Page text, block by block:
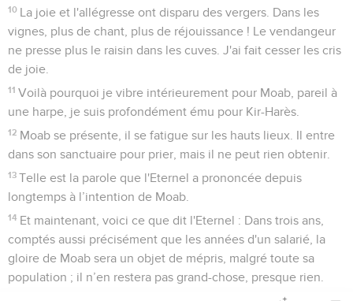
10 La joie et l'allégresse ont disparu des vergers. Dans les
vignes, plus de chant, plus de réjouissance ! Le vendangeur
ne presse plus le raisin dans les cuves. J'ai fait cesser les cris
de joie.
11 Voilà pourquoi je vibre intérieurement pour Moab, pareil à
une harpe, je suis profondément ému pour Kir-Harès.
12 Moab se présente, il se fatigue sur les hauts lieux. Il entre
dans son sanctuaire pour prier, mais il ne peut rien obtenir.
13 Telle est la parole que l'Eternel a prononcée depuis
longtemps à l’intention de Moab.
14 Et maintenant, voici ce que dit l'Eternel : Dans trois ans,
comptés aussi précisément que les années d'un salarié, la
gloire de Moab sera un objet de mépris, malgré toute sa
population ; il n’en restera pas grand-chose, presque rien.